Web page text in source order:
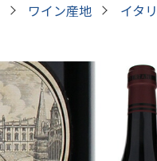
ワイン産地 イタ